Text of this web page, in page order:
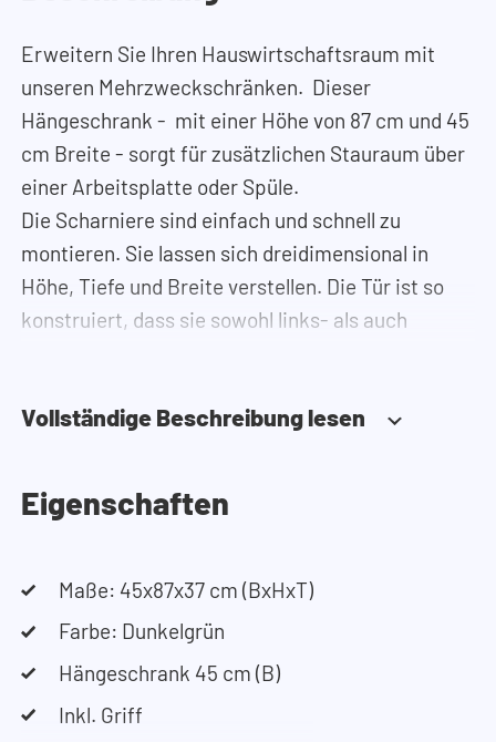
Erweitern Sie Ihren Hauswirtschaftsraum mit
unseren Mehrzweckschränken. Dieser
Hängeschrank - mit einer Höhe von 87 cm und 45
cm Breite - sorgt für zusätzlichen Stauraum über
einer Arbeitsplatte oder Spüle.
Die Scharniere sind einfach und schnell zu
montieren. Sie lassen sich dreidimensional in
Höhe, Tiefe und Breite verstellen. Die Tür ist so
konstruiert, dass sie sowohl links- als auch
Hier finden Sie die Montageanleitung.
Schranks? Nutzen Sie unseren Konfigurator, um
Ihren Waschmaschinenschrank
jederzeit telefonisch oder per Mail erreichen.
Vollständige Beschreibung lesen
Eigenschaften
Maße: 45x87x37 cm (BxHxT)
Farbe: Dunkelgrün
Hängeschrank 45 cm (B)
Inkl. Griff